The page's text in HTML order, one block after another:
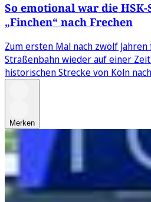
So emotional war die
„Finchen“ nach Frechen
Zum ersten Mal nach zwölf
Straßenbahn wieder auf einer
historischen Strecke von Köln
Merken